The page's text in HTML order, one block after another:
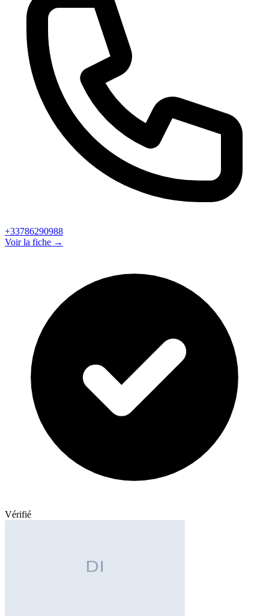
+33786290988
Voir la fiche →
Vérifié